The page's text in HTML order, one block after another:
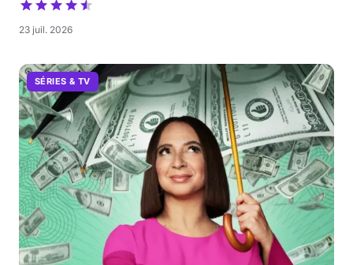
23 juil. 2026
SÉRIES & TV